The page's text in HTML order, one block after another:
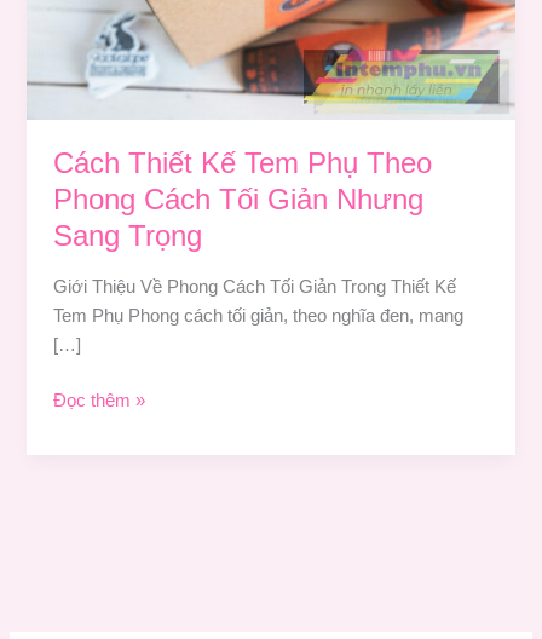
Cách Thiết Kế Tem Phụ Theo
Phong Cách Tối Giản Nhưng
Sang Trọng
Giới Thiệu Về Phong Cách Tối Giản Trong Thiết Kế
Tem Phụ Phong cách tối giản, theo nghĩa đen, mang
[…]
Cách
Giản
Trọng
Đọc thêm »